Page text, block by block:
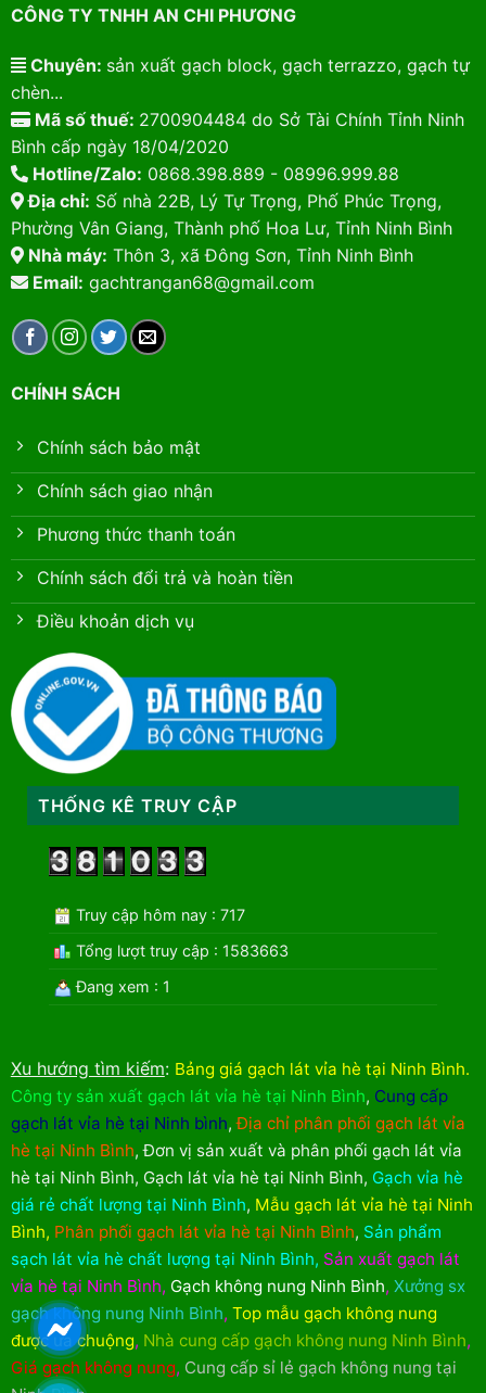
CÔNG TY TNHH AN CHI PHƯƠNG
Chuyên: sản xuất gạch block, gạch terrazzo, gạch tự
chèn...
Mã số thuế: 2700904484 do Sở Tài Chính Tỉnh Ninh
Bình cấp ngày 18/04/2020
Hotline/Zalo: 0868.398.889 - 08996.999.88
Địa chỉ: Số nhà 22B, Lý Tự Trọng, Phố Phúc Trọng,
Phường Vân Giang, Thành phố Hoa Lư, Tỉnh Ninh Bình
Nhà máy: Thôn 3, xã Đông Sơn, Tỉnh Ninh Bình
Email: gachtrangan68@gmail.com
CHÍNH SÁCH
Chính sách bảo mật
Chính sách giao nhận
Phương thức thanh toán
Chính sách đổi trả và hoàn tiền
Điều khoản dịch vụ
THỐNG KÊ TRUY CẬP
Truy cập hôm nay : 717
Tổng lượt truy cập : 1583663
Đang xem : 1
Xu hướng tìm kiếm: Bảng giá gạch lát vỉa hè tại Ninh Bình.
Công ty sản xuất gạch lát vỉa hè tại Ninh Bình, Cung cấp
gạch lát vỉa hè tại Ninh bình,Địa chỉ phân phối gạch lát vỉa
hè tại Ninh Bình,Đơn vị sản xuất và phân phối gạch lát vỉa
hè tại Ninh Bình, Gạch lát vỉa hè tại Ninh Bình, Gạch vỉa hè
giá rẻ chất lượng tại Ninh Bình, Mẫu gạch lát vỉa hè tại Ninh
Bình, Phân phối gạch lát vỉa hè tại Ninh Bình, Sản phẩm
sạch lát vỉa hè chất lượng tại Ninh Bình, Sản xuất gạch lát
vỉa hè tại Ninh Bình, Gạch không nung Ninh Bình, Xưởng sx
gạch không nung Ninh Bình, Top mẫu gạch không nung
được ưa chuộng, Nhà cung cấp gạch không nung Ninh Bình,
Giá gạch không nung, Cung cấp sỉ lẻ gạch không nung tại